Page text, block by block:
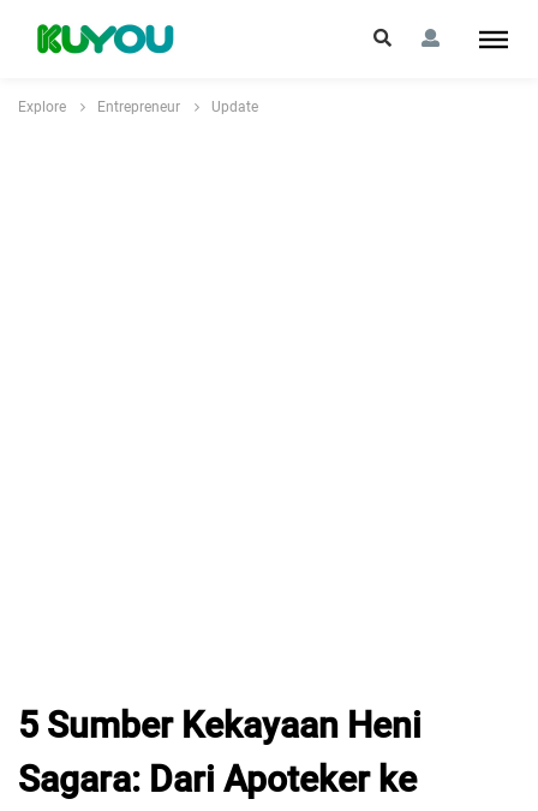
Explore Entrepreneur Update
5 Sumber Kekayaan Heni
Sagara: Dari Apoteker ke